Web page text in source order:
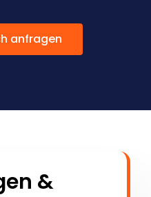
anfragen
&